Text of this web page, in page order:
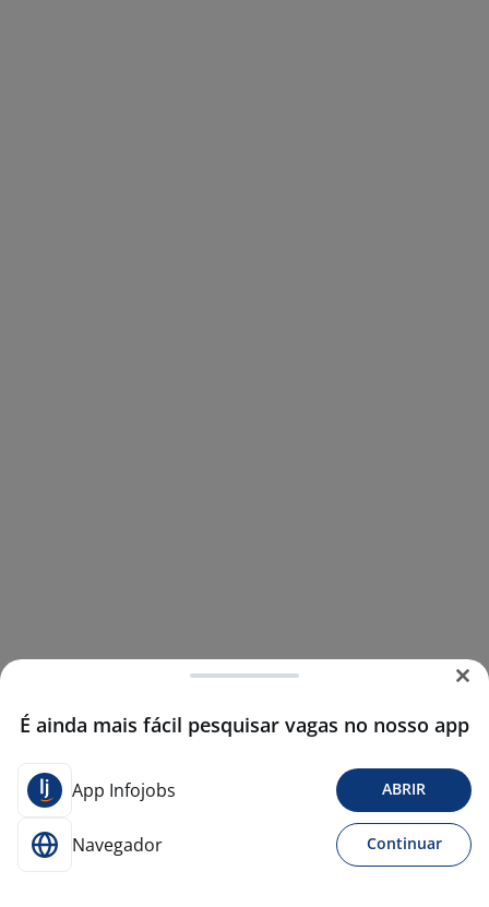
É ainda mais fácil pesquisar vagas no nosso app
App Infojobs ABRIR
Navegador Continuar